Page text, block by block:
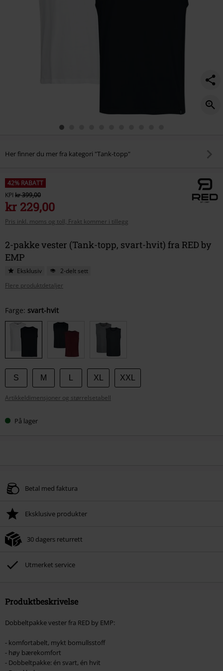
Her finner du mer fra kategori "Tank-topp"
42% RABATT
KPI kr 399,00
kr 229,00
Pris inkl. moms og toll, Frakt kommer i tillegg
2-pakke vester (Tank-topp, svart-hvit) fra RED by
EMP
Eksklusiv
2-delt sett
Flere produktdetaljer
Velg
størrelse
Farge: svart-hvit
S M XL XXL
Artikkeldimensjoner og størrelsetabell
På lager
Betal med faktura
Eksklusive produkter
30 dagers returrett
Utmerket service
Produktbeskrivelse
Dobbeltpakke vester fra RED by EMP:
- komfortabelt, mykt bomullsstoff
- høy bærekomfort
- Dobbeltpakke: én svart, én hvit